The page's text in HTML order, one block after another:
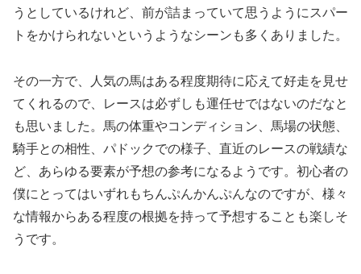
うとしているけれど、前が詰まっていて思うようにスパー
トをかけられないというようなシーンも多くありました。
その一方で、人気の馬はある程度期待に応えて好走を見せ
てくれるので、レースは必ずしも運任せではないのだなと
も思いました。馬の体重やコンディション、馬場の状態、
騎手との相性、パドックでの様子、直近のレースの戦績な
ど、あらゆる要素が予想の参考になるようです。初心者の
僕にとってはいずれもちんぷんかんぷんなのですが、様々
な情報からある程度の根拠を持って予想することも楽しそ
うです。